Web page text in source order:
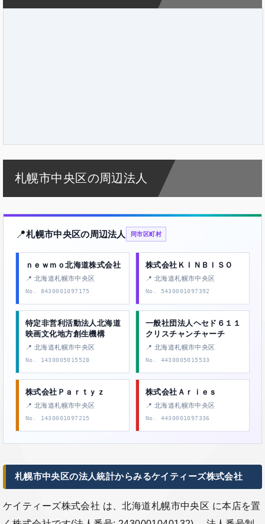
札幌市中央区の周辺法人
📍札幌市中央区の周辺法人 同市区町村
ｎｅｗｍｏ北海道株式会社
📍 北海道札幌市中央区
No. 8430001097175
株式会社ＫＩＮＢＩＳＯ
📍 北海道札幌市中央区
No. 5430001097392
特定非営利活動法人北海道
映画文化地方創生機構
📍 北海道札幌市中央区
No. 1430005015528
一般社団法人ヘセド６１１
クリスチャンチャーチ
📍 北海道札幌市中央区
No. 4430005015533
株式会社Ｐａｒｔｙｚ
📍 北海道札幌市中央区
No. 1430001097215
株式会社Ａｒｉｅｓ
📍 北海道札幌市中央区
No. 4430001097336
札幌市中央区の法人統計からみるケイティーズ株式会社
ケイティーズ株式会社 は、北海道札幌市中央区 に本店を置